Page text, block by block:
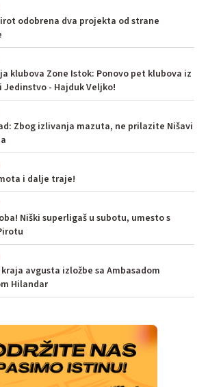
odobrena dva projekta od strane
klubova Zone Istok: Ponovo pet klubova iz
Jedinstvo - Hajduk Veljko!
Zbog izlivanja mazuta, ne prilazite Nišavi
i dalje traje!
Niški superligaš u subotu, umesto s
avgusta izložbe sa Ambasadom
Hilandar